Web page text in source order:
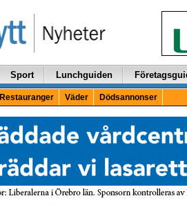
Sport Lunchguiden
Restauranger Väder Dödsannonser